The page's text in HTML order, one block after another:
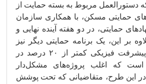
دستورالعمل مربوط به بسته حمایت از
حمایتی مسکن، با همکاری سازمان
حمایتی، در دو هفته آینده نهایی و
بر این، یک برنامه حمایتی دیگر نیز
برای پروژه‌های با پیشرفت فیزیکی کمتر از ۲۰ درصد در
که اغلب پروژه‌های مشکل‌دار
این طرح، متقاضیانی که تحت پوشش